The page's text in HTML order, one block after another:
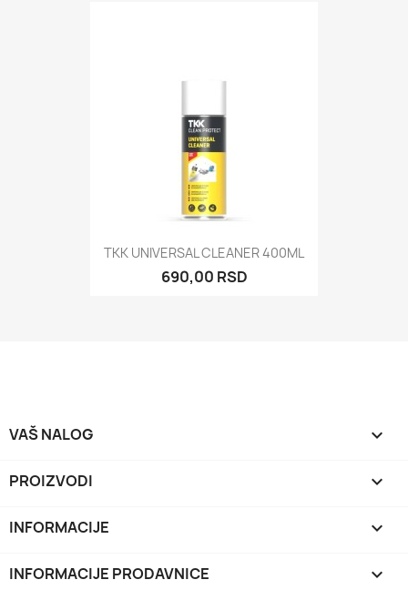
TKK UNIVERSAL CLEANER 400ML
690,00 RSD
VAŠ NALOG 
PROIZVODI 
INFORMACIJE 
INFORMACIJE PRODAVNICE keyboard_arrow_down